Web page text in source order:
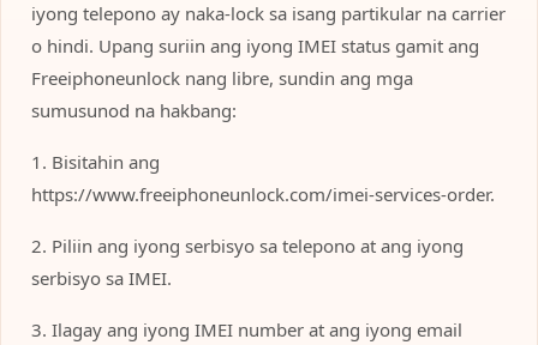
iyong telepono ay naka-lock sa isang partikular na carrier
o hindi. Upang suriin ang iyong IMEI status gamit ang
Freeiphoneunlock nang libre, sundin ang mga
sumusunod na hakbang:
1. Bisitahin ang
https://www.freeiphoneunlock.com/imei-services-order.
2. Piliin ang iyong serbisyo sa telepono at ang iyong
serbisyo sa IMEI.
3. Ilagay ang iyong IMEI number at ang iyong email